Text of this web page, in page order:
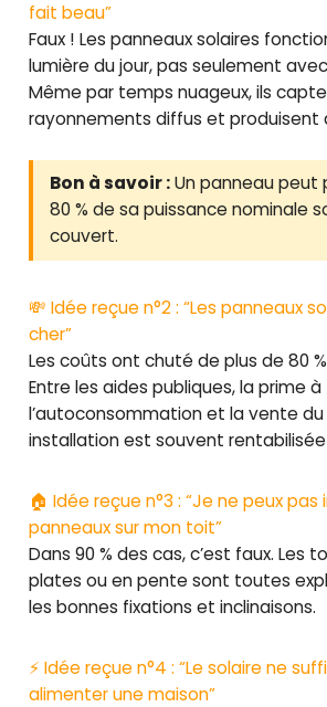
fait beau”
Faux ! Les panneaux solaires
lumière du jour, pas seulement
Même par temps nuageux, ils
rayonnements diffus et produisent
Bon à savoir :Un panneau peut
80 % de sa puissance nominale
couvert.
💸 Idée reçue n°2 : “Les panneaux
cher”
Les coûts ont chuté de plus de 80
Entre les aides publiques, la prime à
l’autoconsommation et la vente du
installation est souvent rentabilisée
🏠 Idée reçue n°3 : “Je ne peux pas
panneaux sur mon toit”
Dans 90 % des cas, c’est faux. Les
plates ou en pente sont toutes
les bonnes fixations et inclinaisons.
⚡ Idée reçue n°4 : “Le solaire ne
alimenter une maison”